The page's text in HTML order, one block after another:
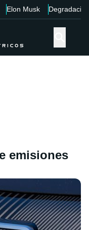
Elon Musk Degradación
emisiones